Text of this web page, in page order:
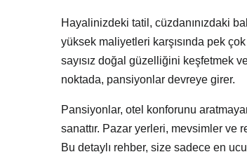
Hayalinizdeki tatil, cüzdanınızdaki
yüksek maliyetleri karşısında pek
sayısız doğal güzelliğini keşfetmek
noktada, pansiyonlar devreye girer.
Pansiyonlar, otel konforunu
sanattır. Pazar yerleri, mevsimler ve
Bu detaylı rehber, size sadece en